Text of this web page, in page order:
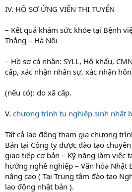
IV. HỒ SƠ ỨNG VIÊN THI TUYỂN
– Kết quả khám sức khỏe tại Bệnh
Thắng – Hà Nội
– Hồ sơ cá nhân: SYLL, Hộ khẩu,
cấp, xác nhận nhân sự, xác nhận
(nếu có): do xã cấp.
V. chương trình tu nghiệp sinh nhật
Tất cả lao động tham gia chương
Bản tại Công ty được đào tạo
giao tiếp cơ bản – Kỹ năng làm việc
hướng nghề nghiệp – Văn hóa Nhật
nâng cao ( Tại Trung tâm đào tạo
lao động nhật bản ).